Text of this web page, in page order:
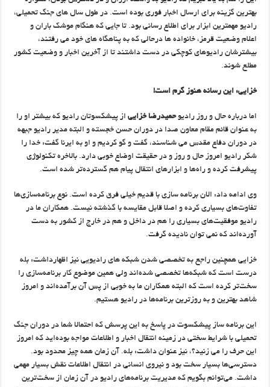
بهترین گزینه برای ارسال اخبار فوری بوده است. در طول سال های جنگ تحمیلی،
رادیو مهمترین ابزار برای اطلاع رسانی بود. تا جایی که هنگام موشک باران و
اعلام وضعیت قرمز، خانواده ها درحالی که به پناهگاه های خود می رفتند،
بیشترشان رادیوهای کوچکی در دست داشتند تا از آخرین اخبار و وضعیت کشور
مطلع شوند.
خزایی: این رسانه هنوز گرم است!
اما درباره حال و روز رادیوحمیدرضا خزایی از پیشکسوتان رادیو که بیشتر او را
به عنوان قائم مقام معاون صدا در دوران حسن خجسته و البته مدیر رادیو جبهه
در دوران دفاع مقدس می شناسند، گفت و گو کردیم و او به ایرنا گفت: خدا را
شکر رادیو امروز حال و روز و در حقیقت اوضاع خوبی دارد. بالاخره تکنولوژی
پیشرفت کرده و راه‌ها و ابزارهای انتقال پیام هم گسترده‌تر شده است.
وی ادامه داد: الان برنامه سازی با قدیم خیلی فرق کرده است. نوع برنامه‌سازی‌ها
تفاوت‌های بسیاری کرده و اصلا قابل مقایسه با گذشته نیست. همکاران ما در
رادیو موفقیت‌های بسیاری را هم در داخل و هم در خارج از کشور به دست
آورده‌اند که نمی توان نادیده گرفت.
خزایی همچنین راجع به تخصصی شدن شبکه های رادیویی نیز اظهارداشت: بله
درست است که شبکه‌ها تخصصی شده‌اند ولی همین موضوع کار برنامه‌سازی را
سخت‌تر کرده است که البته همکاران ما به خوبی از پس آن برآمده‌اند و امروز
شاهد بهترین و به روزترین برنامه‌ها در رادیو هستیم.
این برنامه ساز پیشکسوت در پاسخ به این پرسش که احتمالا شما در دوران جنگ
تحمیلی با شرایط سختی در زمینه انتقال اخبار و اطلاعات مواجه بوده‌اید که امروز
این حرف را می زنید؟، نیز عنوان داشت: بله. آن زمان همه چیز محدود بود.
دسترسی‌ها بسیار سخت بود و نیروی انسانی در انتقال اطلاعات نقش بسیار مهمی
داشت. می‌توانم بگویم که مدیریت برنامه‌های رادیو در آن زمان از سخت‌ترین